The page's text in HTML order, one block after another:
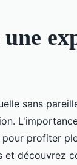
sans
profiter
découvrez